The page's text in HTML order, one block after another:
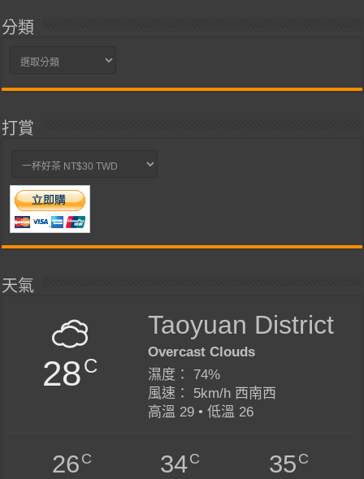
分類
分
打賞
天氣
28C
Taoyuan District
Overcast Clouds
濕度： 74%
風速： 5km/h 西南西
高溫 29 • 低溫 26
26C 34C 35C